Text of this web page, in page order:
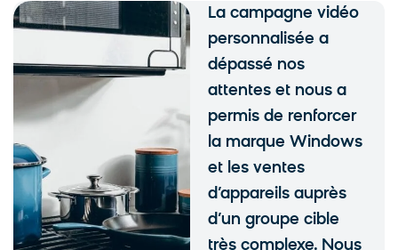
La campagne vidéo
personnalisée a
dépassé nos
attentes et nous a
permis de renforcer
la marque Windows
et les ventes
d’appareils auprès
d’un groupe cible
très complexe. Nous